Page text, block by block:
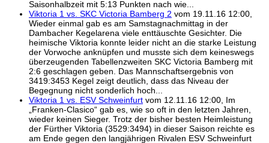
Saisonhalbzeit mit 5:13 Punkten nach wie...
Viktoria 1 vs. SKC Victoria Bamberg 2 vom 19.11.16 12:00,
Wieder einmal gab es am Samstagnachmittag in der
Dambacher Kegelarena viele enttäuschte Gesichter. Die
heimische Viktoria konnte leider nicht an die starke Leistung
der Vorwoche anknüpfen und musste sich dem keineswegs
überzeugenden Tabellenzweiten SKC Victoria Bamberg mit
2:6 geschlagen geben. Das Mannschaftsergebnis von
3419:3453 Kegel zeigt deutlich, dass das Niveau der
Begegnung nicht sonderlich hoch...
Viktoria 1 vs. ESV Schweinfurt vom 12.11.16 12:00, Im
„Franken-Clasico“ gab es, wie so oft in den letzten Jahren,
wieder keinen Sieger. Trotz der bisher besten Heimleistung
der Fürther Viktoria (3529:3494) in dieser Saison reichte es
am Ende gegen den langjährigen Rivalen ESV Schweinfurt